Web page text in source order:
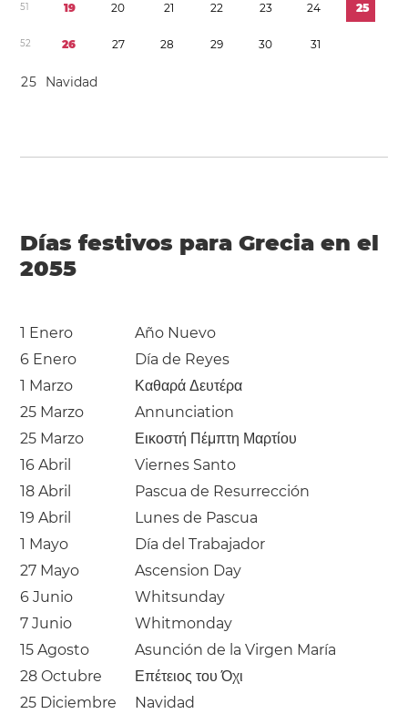
51 19 20 21 22 23 24 25
52 26 27 28 29 30 31
25 Navidad
Días festivos para Grecia en el
2055
1 Enero
Año Nuevo
6 Enero
Día de Reyes
1 Marzo
Καθαρά Δευτέρα
25 Marzo
Annunciation
25 Marzo
Εικοστή Πέμπτη Μαρτίου
16 Abril
Viernes Santo
18 Abril
Pascua de Resurrección
19 Abril
Lunes de Pascua
1 Mayo
Día del Trabajador
27 Mayo
Ascension Day
6 Junio
Whitsunday
7 Junio
Whitmonday
15 Agosto
Asunción de la Virgen María
28 Octubre
Επέτειος του Όχι
25 Diciembre
Navidad